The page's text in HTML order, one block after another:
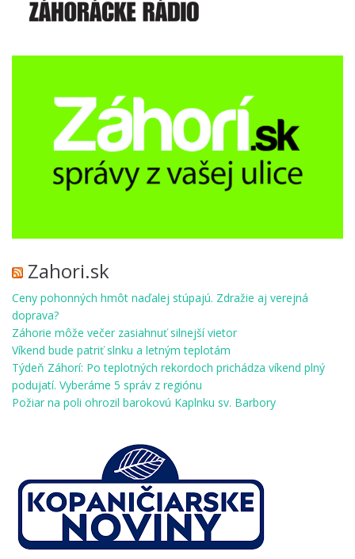
Zahori.sk
Ceny pohonných hmôt naďalej stúpajú. Zdražie aj verejná
doprava?
Záhorie môže večer zasiahnuť silnejší vietor
Víkend bude patriť slnku a letným teplotám
Týdeň Záhorí: Po teplotných rekordoch prichádza víkend plný
podujatí. Vyberáme 5 správ z regiónu
Požiar na poli ohrozil barokovú Kaplnku sv. Barbory